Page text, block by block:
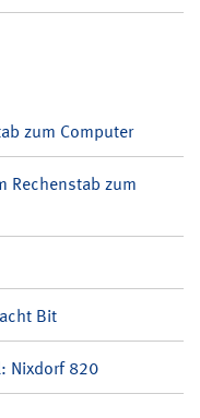
zum Computer
Rechenstab zum
Bit
Nixdorf 820